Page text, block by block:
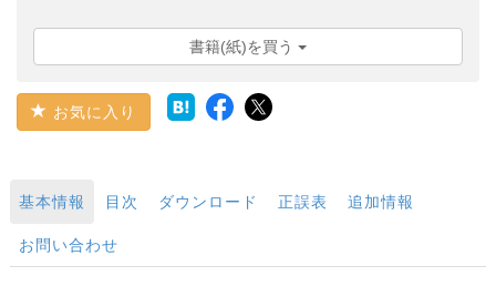
書籍(紙)を買う
お気に入り
基本情報 目次 ダウンロード 正誤表 追加情報
お問い合わせ